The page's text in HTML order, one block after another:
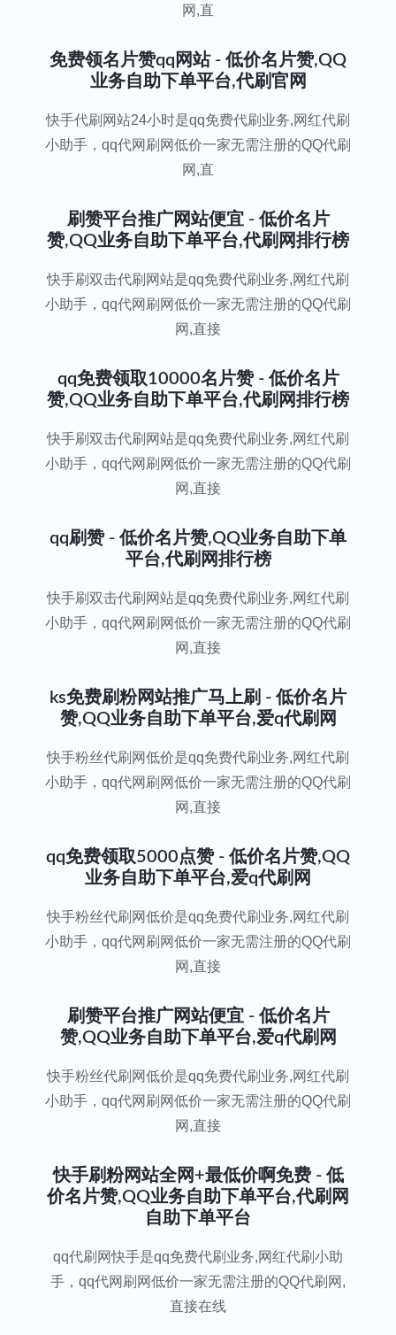
网,直
免费领名片赞qq网站 - 低价名片赞,QQ
业务自助下单平台,代刷官网
快手代刷网站24小时是qq免费代刷业务,网红代刷
小助手，qq代网刷网低价一家无需注册的QQ代刷
网,直
刷赞平台推广网站便宜 - 低价名片
赞,QQ业务自助下单平台,代刷网排行榜
快手刷双击代刷网站是qq免费代刷业务,网红代刷
小助手，qq代网刷网低价一家无需注册的QQ代刷
网,直接
qq免费领取10000名片赞 - 低价名片
赞,QQ业务自助下单平台,代刷网排行榜
快手刷双击代刷网站是qq免费代刷业务,网红代刷
小助手，qq代网刷网低价一家无需注册的QQ代刷
网,直接
qq刷赞 - 低价名片赞,QQ业务自助下单
平台,代刷网排行榜
快手刷双击代刷网站是qq免费代刷业务,网红代刷
小助手，qq代网刷网低价一家无需注册的QQ代刷
网,直接
ks免费刷粉网站推广马上刷 - 低价名片
赞,QQ业务自助下单平台,爱q代刷网
快手粉丝代刷网低价是qq免费代刷业务,网红代刷
小助手，qq代网刷网低价一家无需注册的QQ代刷
网,直接
qq免费领取5000点赞 - 低价名片赞,QQ
业务自助下单平台,爱q代刷网
快手粉丝代刷网低价是qq免费代刷业务,网红代刷
小助手，qq代网刷网低价一家无需注册的QQ代刷
网,直接
刷赞平台推广网站便宜 - 低价名片
赞,QQ业务自助下单平台,爱q代刷网
快手粉丝代刷网低价是qq免费代刷业务,网红代刷
小助手，qq代网刷网低价一家无需注册的QQ代刷
网,直接
快手刷粉网站全网+最低价啊免费 - 低
价名片赞,QQ业务自助下单平台,代刷网
自助下单平台
qq代刷网快手是qq免费代刷业务,网红代刷小助
手，qq代网刷网低价一家无需注册的QQ代刷网,
直接在线